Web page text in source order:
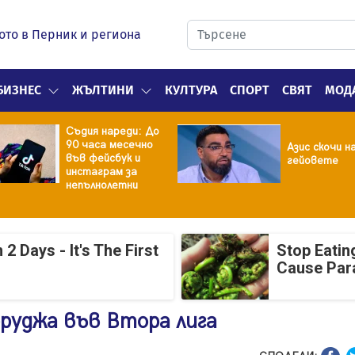
в Перник и региона
ЖЪЛТИНИ КУЛТУРА СПОРТ СВЯТ
Съдия нареди: До
90 часа месечно
във фейсбук и
инстаграм за
непълнолетни
Азис скочи
гейовете
2 Days - It's The First
Stop
Cause
във Втора лига